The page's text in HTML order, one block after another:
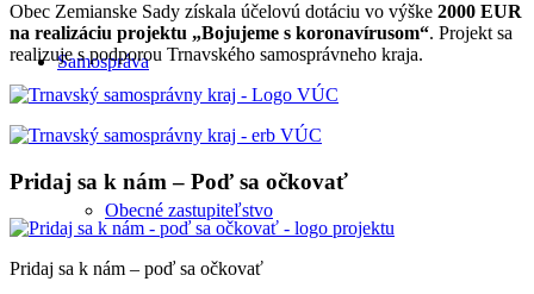
Samospráva
Obecné zastupiteľstvo
Obec Zemianske Sady získala účelovú dotáciu vo výške 2000 EUR
na realizáciu projektu „Bojujeme s koronavírusom“. Projekt sa
realizuje s podporou Trnavského samosprávneho kraja.
Pridaj sa k nám – Poď sa očkovať
Pridaj sa k nám – poď sa očkovať